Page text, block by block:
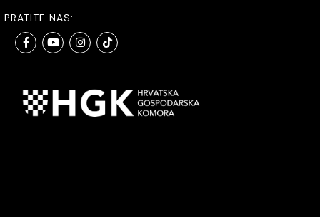
PRATITE NAS: